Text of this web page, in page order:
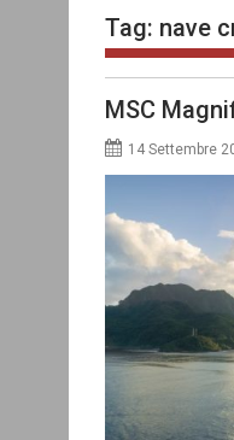
Tag: nave
MSC
14 Settembre